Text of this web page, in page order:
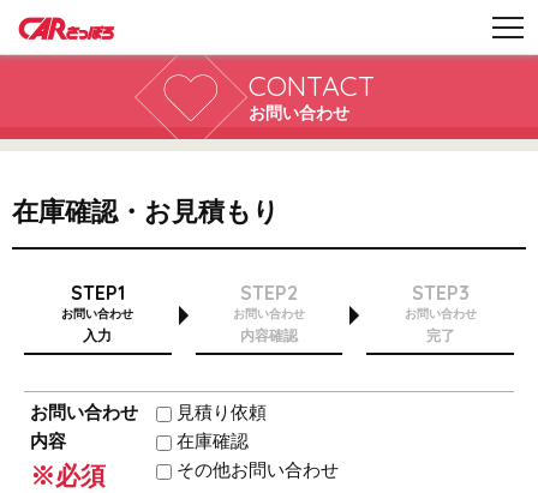
CONTACT
お問い合わせ
在庫確認・お見積もり
STEP1
お問い合わせ
入力
STEP2
お問い合わせ
内容確認
STEP3
お問い合わせ
完了
お問い合わせ
内容
※必須
見積り依頼
在庫確認
その他お問い合わせ